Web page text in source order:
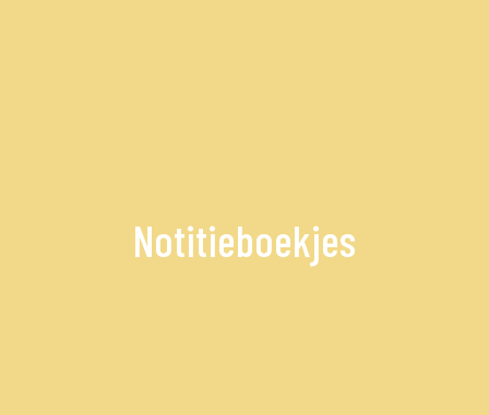
Notitieboekjes